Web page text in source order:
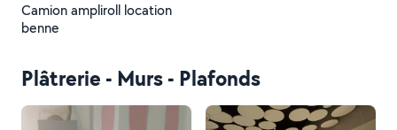
Camion ampliroll location
benne
Plâtrerie - Murs - Plafonds